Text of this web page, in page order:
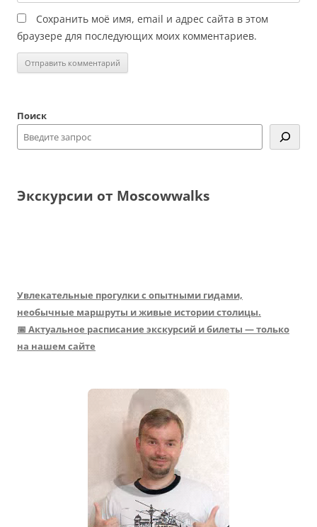
Сохранить моё имя, email и адрес сайта в этом
браузере для последующих моих комментариев.
Поиск
Экскурсии от Moscowwalks
Увлекательные прогулки с опытными гидами,
необычные маршруты и живые истории столицы.
📅 Актуальное расписание экскурсий и билеты — только
на нашем сайте